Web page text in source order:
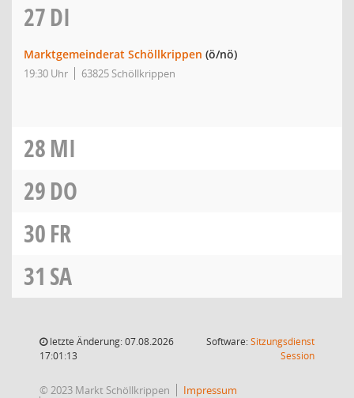
27DI
Marktgemeinderat Schöllkrippen (ö/nö)
19:30 Uhr 63825 Schöllkrippen
28MI
29DO
30FR
31 SA
letzte Änderung: 07.08.2026
17:01:13
Software:Sitzungsdienst
Session(Wird in
© 2023 Markt Schöllkrippen
Impressum